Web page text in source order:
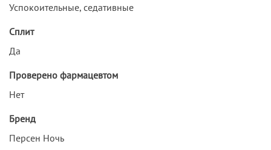
Успокоительные, седативные
Сплит
Да
Проверено фармацевтом
Нет
Бренд
Персен Ночь